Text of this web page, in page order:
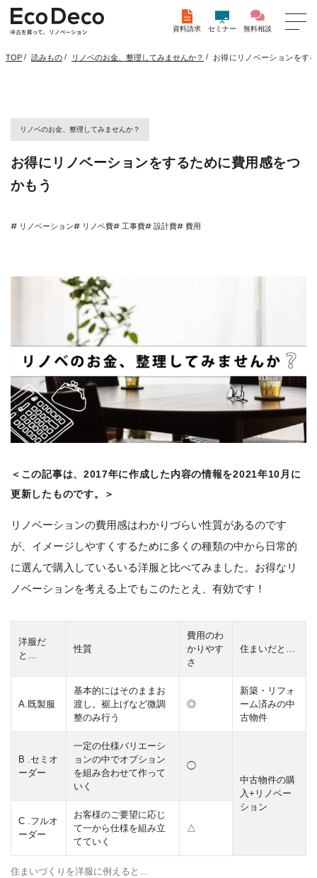
資料請求 セミナー 無料相談
TOP / 読みもの / リノベのお金、整理してみませんか？ / お得にリノベーションをす
リノベのお金、整理してみませんか？
お得にリノベーションをするために費用感をつ
かもう
# リノベーション# リノベ費# 工事費# 設計費# 費用
＜この記事は、2017年に作成した内容の情報を2021年10月に
更新したものです。＞
リノベーションの費用感はわかりづらい性質があるのです
が、イメージしやすくするために多くの種類の中から日常的
に選んで購入しているいる洋服と比べてみました。お得なリ
ノベーションを考える上でもこのたとえ、有効です！
住まいづくりを洋服に例えると…
洋服だ
と…
性質
費用のわ
かりやす
さ
住まいだと…
A.既製服
基本的にはそのままお
渡し。裾上げなど微調
整のみ行う
◎
新築・リフォ
ーム済みの中
古物件
B .セミオ
ーダー
一定の仕様バリエーシ
ョンの中でオプション
を組み合わせて作って
いく
◯
中古物件の購
入+リノベー
ション
C .フルオ
ーダー
お客様のご要望に応じ
て一から仕様を組み立
てていく
△